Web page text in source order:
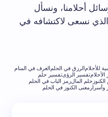
أحلامنا، ونسأل
الذي نسعى لاكتشافه في
للأحلامالرزق في الحلم الغرف في المنام
تفسير الرؤىتفسير حلم
حلم المالرمز الباب في الحلم
وأسرار معنى الكنوز في الحلم